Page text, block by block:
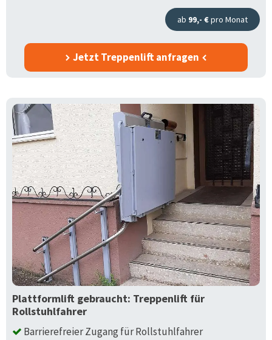
ab 99,- €pro Monat
Jetzt Treppenlift anfragen
Plattformlift gebraucht: Treppenlift für
Rollstuhlfahrer
Barrierefreier Zugang für Rollstuhlfahrer